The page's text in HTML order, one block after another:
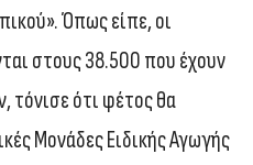
Όπως είπε, οι
στους 38.500 που έχουν
τόνισε ότι φέτος θα
Μονάδες Ειδικής Αγωγής